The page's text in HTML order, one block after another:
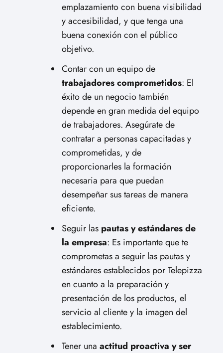
emplazamiento con buena visibilidad
y accesibilidad, y que tenga una
buena conexión con el público
objetivo.
Contar con un equipo de
trabajadores comprometidos: El
éxito de un negocio también
depende en gran medida del equipo
de trabajadores. Asegúrate de
contratar a personas capacitadas y
comprometidas, y de
proporcionarles la formación
necesaria para que puedan
desempeñar sus tareas de manera
eficiente.
Seguir las pautas y estándares de
la empresa: Es importante que te
comprometas a seguir las pautas y
estándares establecidos por Telepizza
en cuanto a la preparación y
presentación de los productos, el
servicio al cliente y la imagen del
establecimiento.
Tener una actitud proactiva y ser